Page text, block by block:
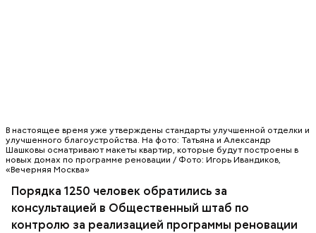
В настоящее время уже утверждены стандарты улучшенной отделки и
улучшенного благоустройства. На фото: Татьяна и Александр
Шашковы осматривают макеты квартир, которые будут построены в
новых домах по программе реновации / Фото: Игорь Ивандиков,
«Вечерняя Москва»
Порядка 1250 человек обратились за
консультацией в Общественный штаб по
контролю за реализацией программы реновации
Право на покупку дополнительных квадратных
метров получили как собственники жилья, так и
граждане, которым квартира предоставлена по
договорам социального найма.
НЕДВИЖИМОСТЬ РЕНОВАЦИЯ